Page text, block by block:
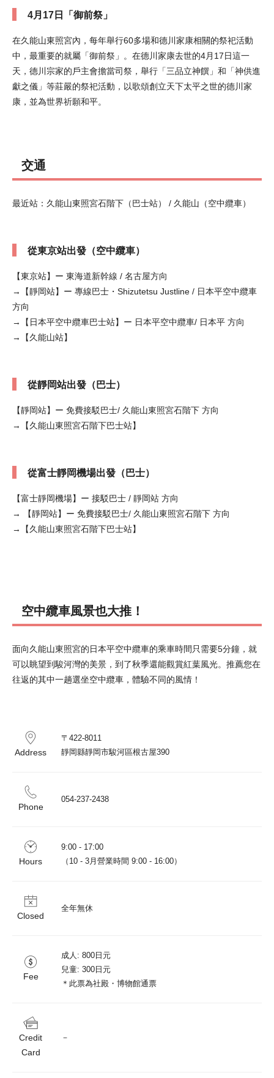
4月17日「御前祭」
在久能山東照宮內，每年舉行60多場和德川家康相關的祭祀活動
中，最重要的就屬「御前祭」。在德川家康去世的4月17日這一
天，德川宗家的戶主會擔當司祭，舉行「三品立神饌」和「神供進
獻之儀」等莊嚴的祭祀活動，以歌頌創立天下太平之世的德川家
康，並為世界祈願和平。
交通
最近站：久能山東照宮石階下（巴士站） / 久能山（空中纜車）
從東京站出發（空中纜車）
【東京站】ー 東海道新幹線 / 名古屋方向
→【靜岡站】ー 專線巴士・Shizutetsu Justline / 日本平空中纜車
方向
→【日本平空中纜車巴士站】ー 日本平空中纜車/ 日本平 方向
→【久能山站】
從靜岡站出發（巴士）
【靜岡站】ー 免費接駁巴士/ 久能山東照宮石階下 方向
→【久能山東照宮石階下巴士站】
從富士靜岡機場出發（巴士）
【富士靜岡機場】ー 接駁巴士 / 靜岡站 方向
→ 【靜岡站】ー 免費接駁巴士/ 久能山東照宮石階下 方向
→【久能山東照宮石階下巴士站】
空中纜車風景也大推！
面向久能山東照宮的日本平空中纜車的乘車時間只需要5分鐘，就
可以眺望到駿河灣的美景，到了秋季還能觀賞紅葉風光。推薦您在
往返的其中一趟選坐空中纜車，體驗不同的風情！
Address
〒422-8011
靜岡縣靜岡市駿河區根古屋390
Phone
054-237-2438
Hours
9:00 - 17:00
（10 - 3月營業時間 9:00 - 16:00）
Closed
全年無休
Fee
成人: 800日元
兒童: 300日元
＊此票為社殿・博物館通票
Credit
Card
－